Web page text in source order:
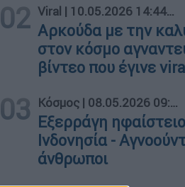
02 Viral | 10.05.2026 14:44
Αρκούδα με την
στον κόσμο
βίντεο που έγινε viral
03 Κόσμος | 08.05.2026 09:30
Εξερράγη
Ινδονησία -
άνθρωποι